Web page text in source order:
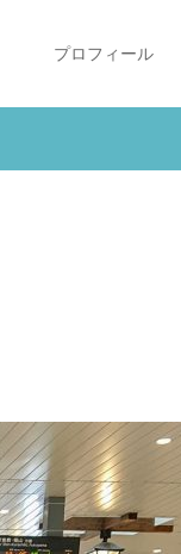
プロフィール